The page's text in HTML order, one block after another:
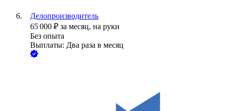
Делопроизводитель
65 000 ₽ за месяц, на руки
Без опыта
Выплаты: Два раза в месяц